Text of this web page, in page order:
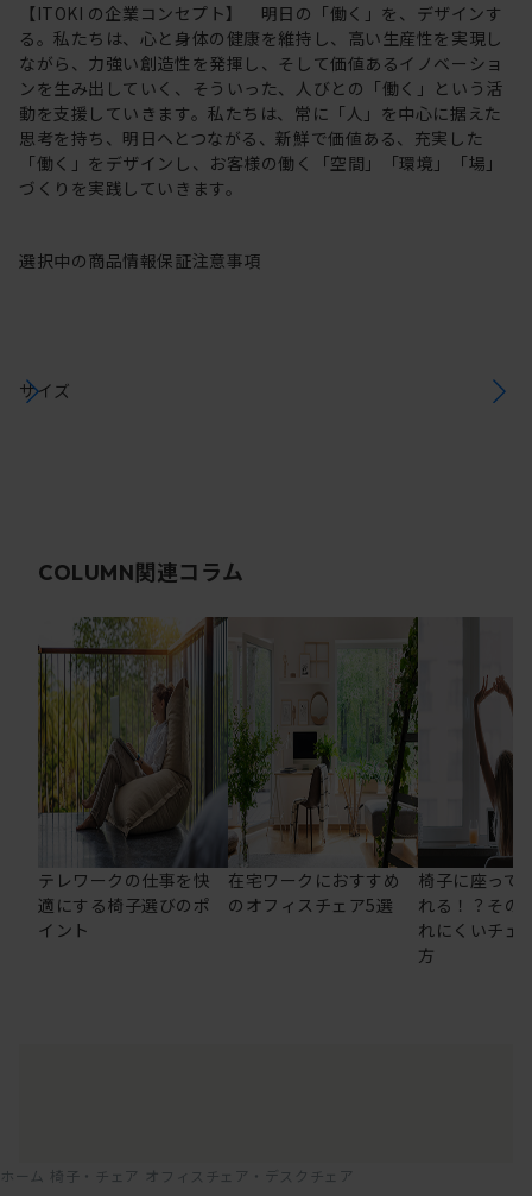
【ITOKI の企業コンセプト】 明日の「働く」を、デザインす
る。私たちは、心と身体の健康を維持し、高い生産性を実現し
ながら、力強い創造性を発揮し、そして価値あるイノベーショ
ンを生み出していく、そういった、人びとの「働く」という活
動を支援していきます。私たちは、常に「人」を中心に据えた
思考を持ち、明日へとつながる、新鮮で価値ある、充実した
「働く」をデザインし、お客様の働く「空間」「環境」「場」
づくりを実践していきます。
選択中の商品情報保証注意事項
サイズ
COLUMN関連コラム
テレワークの仕事を快
適にする椅子選びのポ
イント
在宅ワークにおすすめ
のオフィスチェア5選
椅子に座って
れる！？その
れにくいチェ
方
ホーム 椅子・チェア オフィスチェア・デスクチェア